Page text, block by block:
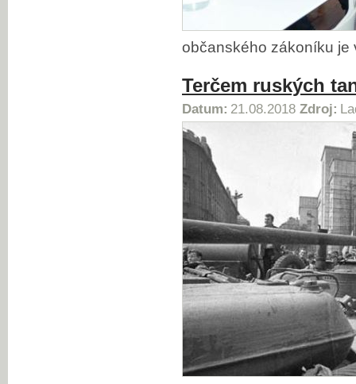
občanského zákoníku je
Terčem ruských
Datum: 21.08.2018 Zdroj: